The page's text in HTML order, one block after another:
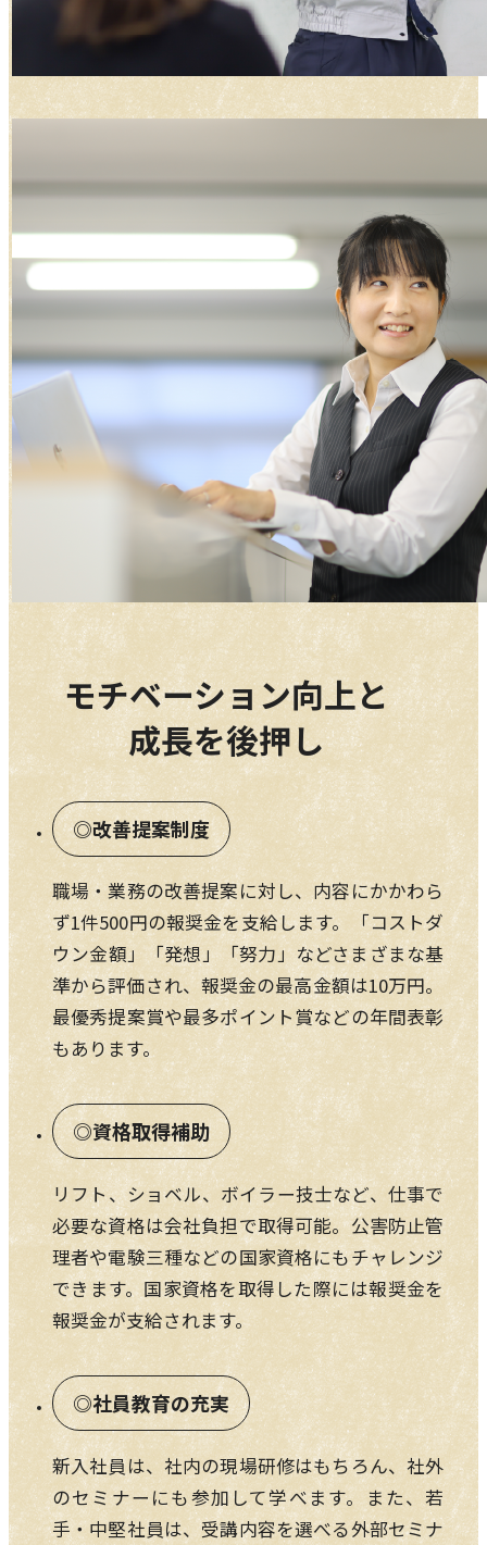
モチベーション向上と
成長を後押し
改善提案制度
職場・業務の改善提案に対し、内容にかかわら
ず1件500円の報奨金を支給します。「コストダ
ウン金額」「発想」「努力」などさまざまな基
準から評価され、報奨金の最高金額は10万円。
最優秀提案賞や最多ポイント賞などの年間表彰
もあります。
資格取得補助
リフト、ショベル、ボイラー技士など、仕事で
必要な資格は会社負担で取得可能。公害防止管
理者や電験三種などの国家資格にもチャレンジ
できます。国家資格を取得した際には報奨金を
報奨金が支給されます。
社員教育の充実
新入社員は、社内の現場研修はもちろん、社外
のセミナーにも参加して学べます。また、若
手・中堅社員は、受講内容を選べる外部セミナ